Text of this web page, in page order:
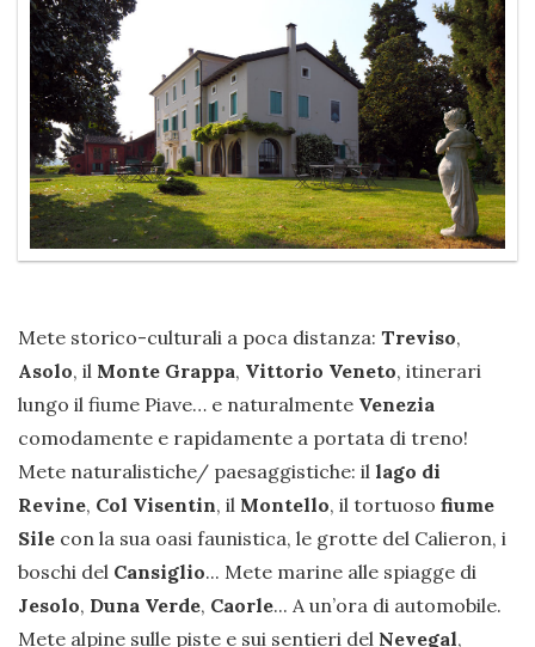
Mete storico-culturali a poca distanza: Treviso,
Asolo, il Monte Grappa, Vittorio Veneto, itinerari
lungo il fiume Piave… e naturalmente Venezia
comodamente e rapidamente a portata di treno!
Mete naturalistiche/ paesaggistiche: il lago di
Revine, Col Visentin, il Montello, il tortuoso fiume
Sile con la sua oasi faunistica, le grotte del Calieron, i
boschi del Cansiglio... Mete marine alle spiagge di
Jesolo, Duna Verde, Caorle... A un’ora di automobile.
Mete alpine sulle piste e sui sentieri del Nevegal,